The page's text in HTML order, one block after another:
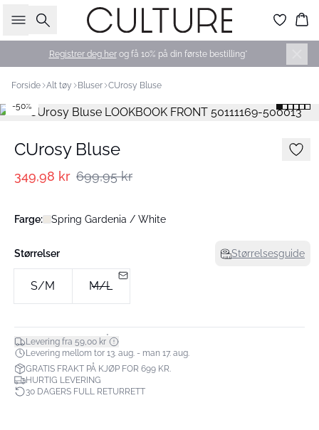
Søk
Registrer deg herog få 10% på din første bestilling*
Forside Alt tøy Bluser CUrosy Bluse
-50%
CUrosy Bluse
349,98 kr 699,95 kr
Farge: Spring Gardenia / White
Størrelser Størrelsesguide
S/M M/L
Levering fra 59,00 kr*
Levering mellom tor 13. aug. - man 17. aug.
GRATIS FRAKT PÅ KJØP FOR 699 KR.
HURTIG LEVERING
30 DAGERS FULL RETURRETT